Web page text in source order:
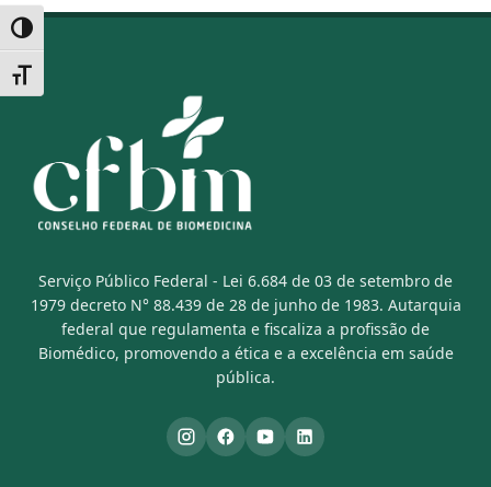
Alternar alto contraste
Alternar tamanho da fonte
Serviço Público Federal - Lei 6.684 de 03 de setembro de
1979 decreto N° 88.439 de 28 de junho de 1983. Autarquia
federal que regulamenta e fiscaliza a profissão de
Biomédico, promovendo a ética e a excelência em saúde
pública.